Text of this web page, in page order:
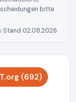
bitte
Stand 02.08.2026
(692)